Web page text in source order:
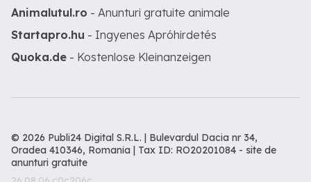
Animalutul.ro - Anunturi gratuite animale
Startapro.hu - Ingyenes Apróhirdetés
Quoka.de - Kostenlose Kleinanzeigen
© 2026 Publi24 Digital S.R.L. | Bulevardul Dacia nr 34,
Oradea 410346, Romania | Tax ID: RO20201084 - site de
anunturi gratuite